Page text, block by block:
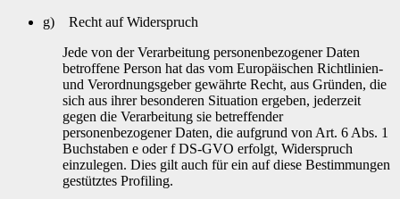
g) Recht auf Widerspruch
Jede von der Verarbeitung personenbezogener Daten
betroffene Person hat das vom Europäischen Richtlinien-
und Verordnungsgeber gewährte Recht, aus Gründen, die
sich aus ihrer besonderen Situation ergeben, jederzeit
gegen die Verarbeitung sie betreffender
personenbezogener Daten, die aufgrund von Art. 6 Abs. 1
Buchstaben e oder f DS-GVO erfolgt, Widerspruch
einzulegen. Dies gilt auch für ein auf diese Bestimmungen
gestütztes Profiling.